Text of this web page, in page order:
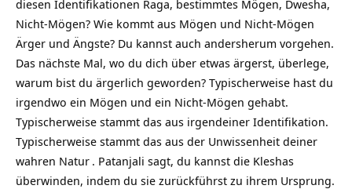
diesen Identifikationen Raga, bestimmtes Mögen, Dwesha,
Nicht-Mögen? Wie kommt aus Mögen und Nicht-Mögen
Ärger und Ängste? Du kannst auch andersherum vorgehen.
Das nächste Mal, wo du dich über etwas ärgerst, überlege,
warum bist du ärgerlich geworden? Typischerweise hast du
irgendwo ein Mögen und ein Nicht-Mögen gehabt.
Typischerweise stammt das aus irgendeiner Identifikation.
Typischerweise stammt das aus der Unwissenheit deiner
wahren Natur . Patanjali sagt, du kannst die Kleshas
überwinden, indem du sie zurückführst zu ihrem Ursprung.